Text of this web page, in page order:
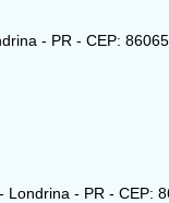
- PR - CEP:
Londrina - PR - CEP: